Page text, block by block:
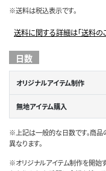
※送料は税込表示です。
送料に関する詳細は「送料の
日数
オリジナルアイテム制作
無地アイテム購入
※上記は一般的な日数です。商品
異なります。
※オリジナルアイテム制作を開始